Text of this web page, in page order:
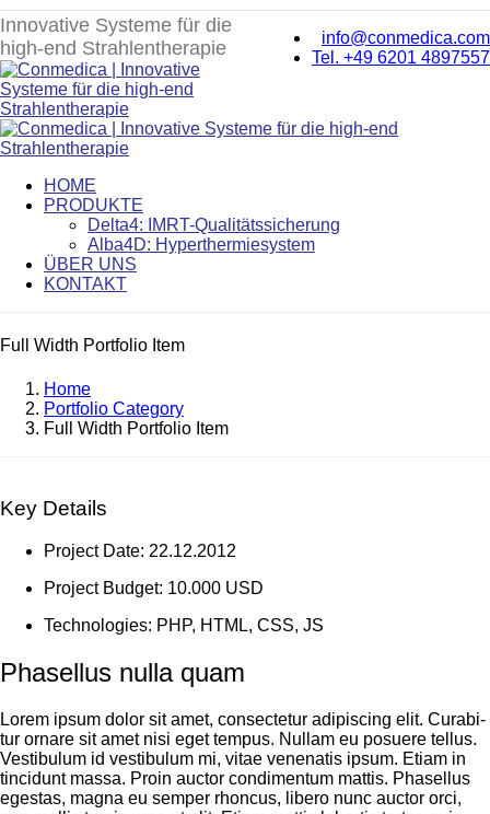
info@conmedica.com
Tel. +49 6201 4897557
Innovative Systeme für die
high-end Strahlentherapie
HOME
PRODUKTE
Delta4: IMRT-Qualitätssicherung
Alba4D: Hyperthermiesystem
ÜBER UNS
KONTAKT
Full Width Portfolio Item
Home
Portfolio Category
Full Width Portfolio Item
Key Details
Pro­ject Date: 22.12.2012
Pro­ject Bud­get: 10.000 USD
Tech­no­lo­gies: PHP, HTML, CSS, JS
Phasellus nulla quam
Lorem ipsum dolor sit amet, con­sec­te­tur adi­pi­scing elit. Curab­i­
tur ornare sit amet nisi eget tem­pus. Null­am eu posue­re tel­lus.
Ves­ti­bu­lum id ves­ti­bu­lum mi, vitae venena­tis ipsum. Eti­am in
tin­cidunt mas­sa. Pro­in auc­tor con­di­men­tum mat­tis. Pha­sel­lus
eges­tas, magna eu sem­per rhon­cus, libe­ro nunc auc­tor orci,